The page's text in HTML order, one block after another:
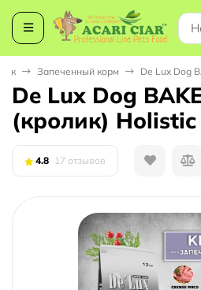
Запеченный корм De Lux Dog
De Lux Dog
(кролик)
4.8 17 отзывов